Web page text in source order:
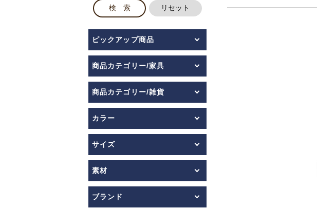
ピックアップ商品
商品カテゴリー/家具
商品カテゴリー/雑貨
カラー
サイズ
素材
ブランド